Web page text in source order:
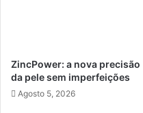
ZincPower: a nova precisão
da pele sem imperfeições
Agosto 5, 2026